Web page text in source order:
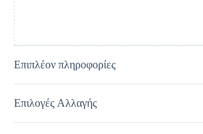
Επιπλέον πληροφορίες
Επιλογές Αλλαγής